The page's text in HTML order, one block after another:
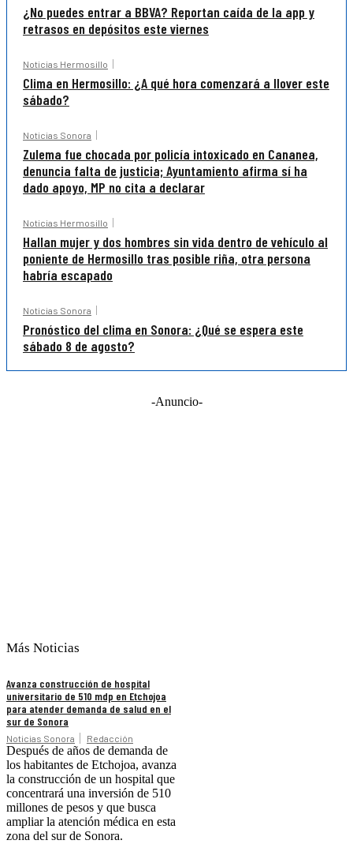
¿No puedes entrar a BBVA? Reportan caída de la app y
retrasos en depósitos este viernes
Noticias Hermosillo
Clima en Hermosillo: ¿A qué hora comenzará a llover este
sábado?
Noticias Sonora
Zulema fue chocada por policía intoxicado en Cananea,
denuncia falta de justicia; Ayuntamiento afirma sí ha
dado apoyo, MP no cita a declarar
Noticias Hermosillo
Hallan mujer y dos hombres sin vida dentro de vehículo al
poniente de Hermosillo tras posible riña, otra persona
habría escapado
Noticias Sonora
Pronóstico del clima en Sonora: ¿Qué se espera este
sábado 8 de agosto?
-Anuncio-
Más Noticias
Avanza construcción de hospital
universitario de 510 mdp en Etchojoa
para atender demanda de salud en el
sur de Sonora
Noticias Sonora Redacción
Después de años de demanda de
los habitantes de Etchojoa, avanza
la construcción de un hospital que
concentrará una inversión de 510
millones de pesos y que busca
ampliar la atención médica en esta
zona del sur de Sonora.